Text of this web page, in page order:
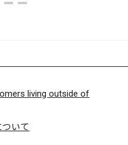
装すれば、一つのモデルで
るトライザならではのエン
イザだけのカスタマイジン
living outside of
いて